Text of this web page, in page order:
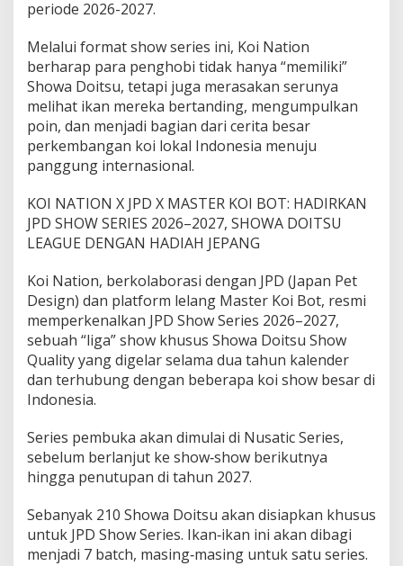
periode 2026-2027.
Melalui format show series ini, Koi Nation
berharap para penghobi tidak hanya “memiliki”
Showa Doitsu, tetapi juga merasakan serunya
melihat ikan mereka bertanding, mengumpulkan
poin, dan menjadi bagian dari cerita besar
perkembangan koi lokal Indonesia menuju
panggung internasional.
KOI NATION X JPD X MASTER KOI BOT: HADIRKAN
JPD SHOW SERIES 2026–2027, SHOWA DOITSU
LEAGUE DENGAN HADIAH JEPANG
Koi Nation, berkolaborasi dengan JPD (Japan Pet
Design) dan platform lelang Master Koi Bot, resmi
memperkenalkan JPD Show Series 2026–2027,
sebuah “liga” show khusus Showa Doitsu Show
Quality yang digelar selama dua tahun kalender
dan terhubung dengan beberapa koi show besar di
Indonesia.
Series pembuka akan dimulai di Nusatic Series,
sebelum berlanjut ke show‑show berikutnya
hingga penutupan di tahun 2027.
Sebanyak 210 Showa Doitsu akan disiapkan khusus
untuk JPD Show Series. Ikan‑ikan ini akan dibagi
menjadi 7 batch, masing‑masing untuk satu series.